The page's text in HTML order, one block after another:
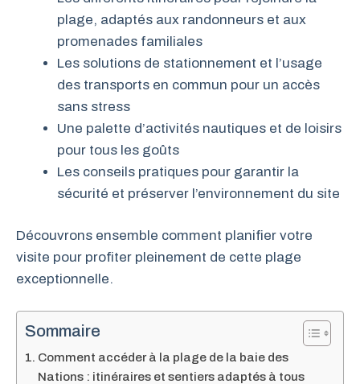
plage, adaptés aux randonneurs et aux
promenades familiales
Les solutions de stationnement et l’usage
des transports en commun pour un accès
sans stress
Une palette d’activités nautiques et de loisirs
pour tous les goûts
Les conseils pratiques pour garantir la
sécurité et préserver l’environnement du site
Découvrons ensemble comment planifier votre
visite pour profiter pleinement de cette plage
exceptionnelle.
Sommaire
Comment accéder à la plage de la baie des
Nations : itinéraires et sentiers adaptés à tous